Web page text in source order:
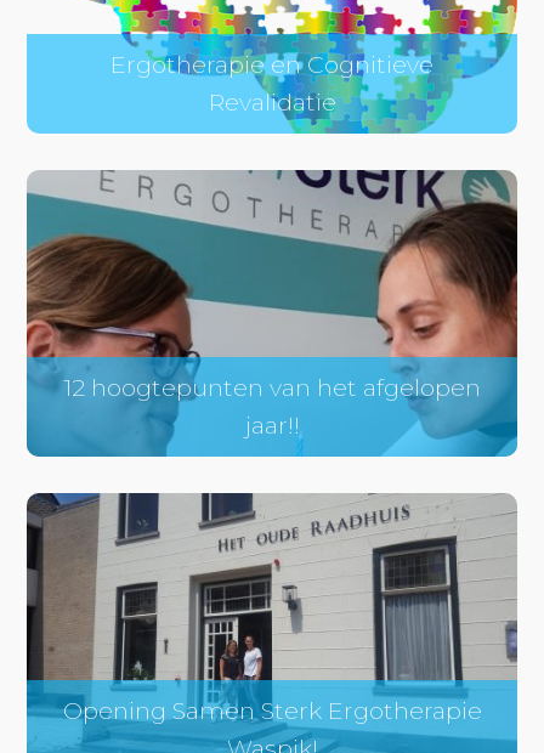
Ergotherapie en Cognitieve
Revalidatie
12 hoogtepunten van het afgelopen
jaar!!
Opening Samen Sterk Ergotherapie